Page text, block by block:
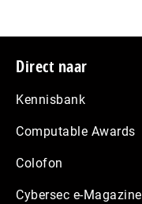
Footer
Direct naar
Kennisbank
Computable Awards
Colofon
Cybersec e-Magazine